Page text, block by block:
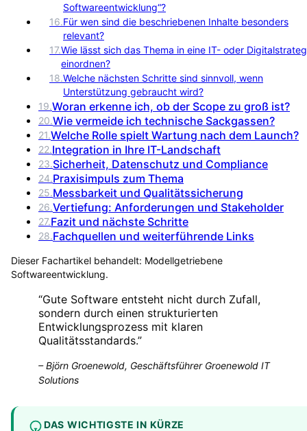
Softwareentwicklung“?
16.Für wen sind die beschriebenen Inhalte besonders
relevant?
17.Wie lässt sich das Thema in eine IT- oder
einordnen?
18.Welche nächsten Schritte sind sinnvoll, wenn
Unterstützung gebraucht wird?
19.Woran erkenne ich, ob der Scope zu groß ist?
20.Wie vermeide ich technische Sackgassen?
21.Welche Rolle spielt Wartung nach dem Launch?
22.Integration in Ihre IT-Landschaft
23.Sicherheit, Datenschutz und Compliance
24.Praxisimpuls zum Thema
25.Messbarkeit und Qualitätssicherung
26.Vertiefung: Anforderungen und Stakeholder
27.Fazit und nächste Schritte
28.Fachquellen und weiterführende Links
Dieser Fachartikel behandelt: Modellgetriebene
Softwareentwicklung.
“Gute Software entsteht nicht durch Zufall,
sondern durch einen strukturierten
Entwicklungsprozess mit klaren
Qualitätsstandards.”
–Björn Groenewold, Geschäftsführer Groenewold IT
Solutions
DAS WICHTIGSTE IN KÜRZE